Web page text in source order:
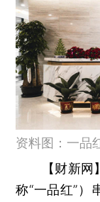
资料图：一品
【财新网】
称“一品红”）